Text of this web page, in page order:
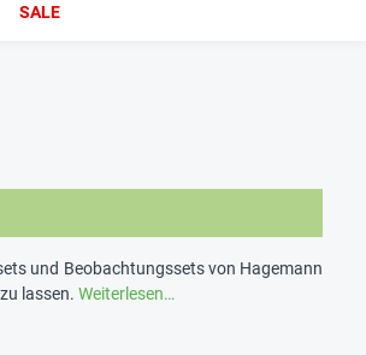
SALE
und Beobachtungssets von Hagemann
lassen. Weiterlesen…